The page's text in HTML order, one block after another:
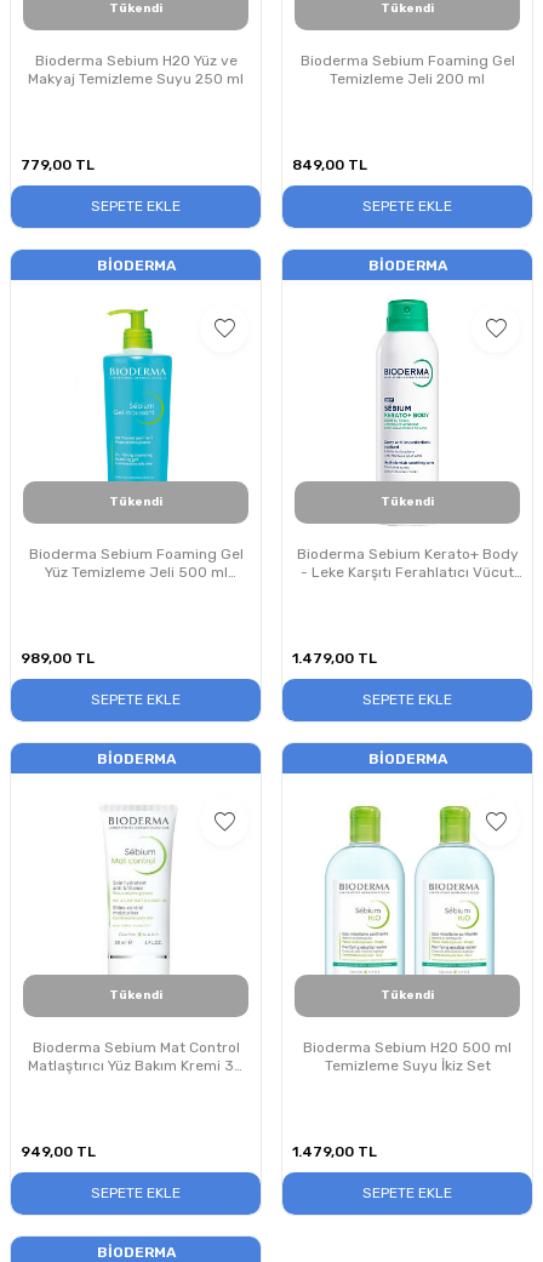
Tükendi
Bioderma Sebium H2O Yüz ve
Makyaj Temizleme Suyu 250 ml
779,00 TL
SEPETE EKLE
Tükendi
Bioderma Sebium Foaming Gel
Temizleme Jeli 200 ml
849,00 TL
SEPETE EKLE
BIODERMA
Tükendi
Bioderma Sebium Foaming Gel
Yüz Temizleme Jeli 500 ml
989,00 TL
SEPETE EKLE
BIODERMA
Tükendi
Bioderma Sebium Kerato+ Body
- Leke Karşıtı Ferahlatıcı Vücut
1.479,00 TL
SEPETE EKLE
BIODERMA
Tükendi
Bioderma Sebium Mat Control
Matlaştırıcı Yüz Bakım Kremi 30
949,00 TL
SEPETE EKLE
BIODERMA
Tükendi
Bioderma Sebium H2O 500 ml
Temizleme Suyu İkiz Set
1.479,00 TL
SEPETE EKLE
BIODERMA